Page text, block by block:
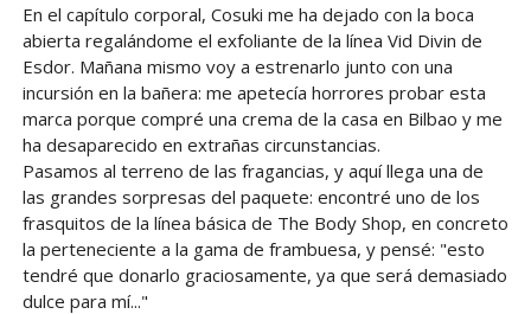
En el capítulo corporal, Cosuki me ha dejado con la boca
abierta regalándome el exfoliante de la línea Vid Divin de
Esdor. Mañana mismo voy a estrenarlo junto con una
incursión en la bañera: me apetecía horrores probar esta
marca porque compré una crema de la casa en Bilbao y me
ha desaparecido en extrañas circunstancias.
Pasamos al terreno de las fragancias, y aquí llega una de
las grandes sorpresas del paquete: encontré uno de los
frasquitos de la línea básica de The Body Shop, en concreto
la perteneciente a la gama de frambuesa, y pensé: "esto
tendré que donarlo graciosamente, ya que será demasiado
dulce para mí..."